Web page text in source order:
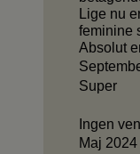
Lige nu
feminine
Absolut
Super
Ingen
Maj